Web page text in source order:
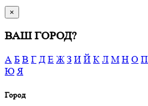
×
ВАШ ГОРОД?
А Б В Г Д Е Ж З И Й К Л М Н О П
Ю Я
Город